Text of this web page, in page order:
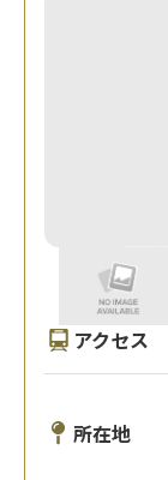
アクセス
所在地